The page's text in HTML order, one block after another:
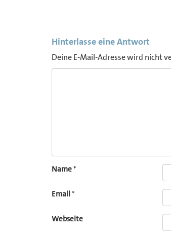
Hinterlasse eine Antwort
Deine E-Mail-Adresse wird nicht
Comment
Name*
Email*
Webseite